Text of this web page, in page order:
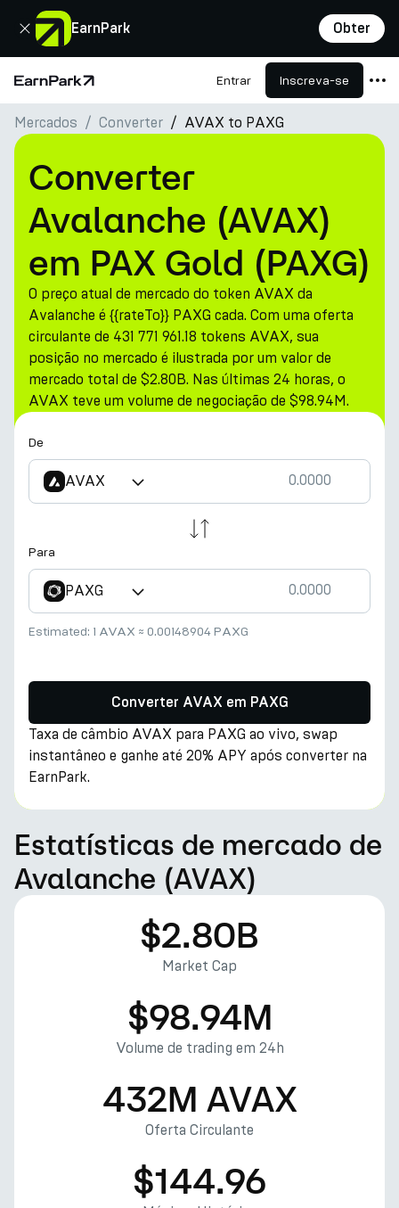
EarnPark Obter
Fechar
Página Inicial Entrar Inscreva-se
Produtos
Mercados
Calculadoras
PARK Token
Recursos
Empresa
Mercados Converter AVAX to PAXG
Converter
Avalanche (AVAX)
em PAX Gold (PAXG)
O preço atual de mercado do token AVAX da
Avalanche é {{rateTo}} PAXG cada. Com uma oferta
circulante de 431 771 961.18 tokens AVAX, sua
posição no mercado é ilustrada por um valor de
mercado total de $2.80B. Nas últimas 24 horas, o
AVAX teve um volume de negociação de $98.94M.
De
AVAX
Para
PAXG
Estimated: 1 AVAX ≈ 0.00148904 PAXG
Converter AVAX em PAXG
Taxa de câmbio AVAX para PAXG ao vivo, swap
instantâneo e ganhe até 20% APY após converter na
EarnPark.
Estatísticas de mercado de
Avalanche (AVAX)
$2.80B
Market Cap
$98.94M
Volume de trading em 24h
432M AVAX
Oferta Circulante
$144.96